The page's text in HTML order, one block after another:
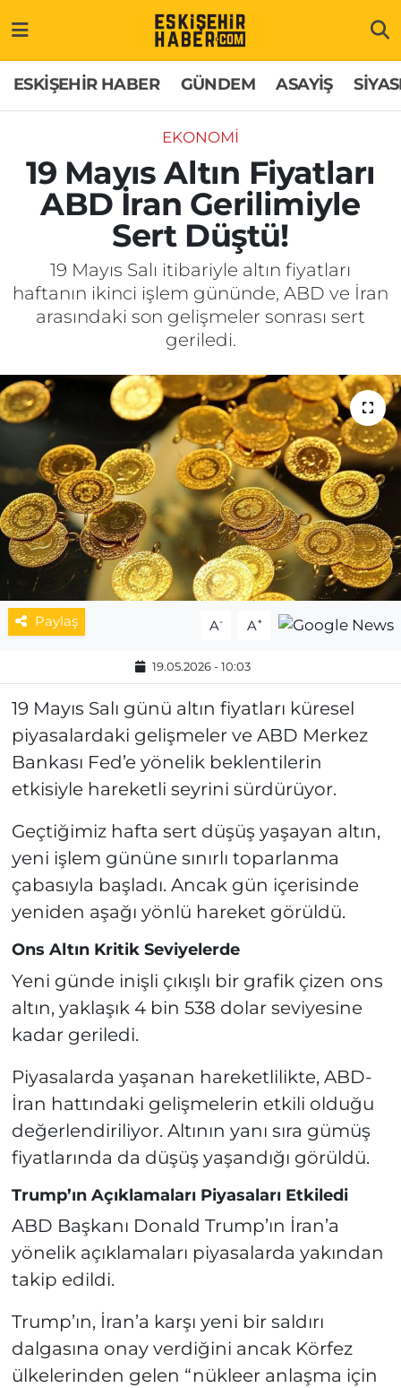
ESKİŞEHİR HABER GÜNDEM ASAYİŞ
EKONOMİ
19 Mayıs Altın Fiyatları
ABD İran Gerilimiyle
Sert Düştü!
19 Mayıs Salı itibariyle altın fiyatları
haftanın ikinci işlem gününde, ABD ve İran
arasındaki son gelişmeler sonrası sert
geriledi.
Paylaş A- A+
19.05.2026 - 10:03
19 Mayıs Salı günü altın fiyatları küresel
piyasalardaki gelişmeler ve ABD Merkez
Bankası Fed’e yönelik beklentilerin
etkisiyle hareketli seyrini sürdürüyor.
Geçtiğimiz hafta sert düşüş yaşayan altın,
yeni işlem gününe sınırlı toparlanma
çabasıyla başladı. Ancak gün içerisinde
yeniden aşağı yönlü hareket görüldü.
Ons Altın Kritik Seviyelerde
Yeni günde inişli çıkışlı bir grafik çizen ons
altın, yaklaşık 4 bin 538 dolar seviyesine
kadar geriledi.
Piyasalarda yaşanan hareketlilikte, ABD-
İran hattındaki gelişmelerin etkili olduğu
değerlendiriliyor. Altının yanı sıra gümüş
fiyatlarında da düşüş yaşandığı görüldü.
Trump’ın Açıklamaları Piyasaları Etkiledi
ABD Başkanı Donald Trump’ın İran’a
yönelik açıklamaları piyasalarda yakından
takip edildi.
Trump’ın, İran’a karşı yeni bir saldırı
dalgasına onay verdiğini ancak Körfez
ülkelerinden gelen “nükleer anlaşma için
GÜNDEM
ASAYİŞ
SİYASET
EKONOMİ
SAĞLIK
SPOR
MAGAZİN
ESKİŞEHİRSPOR
Hakkımızda
İletişim
Künye
Odunpazarı Trafik Yoğunluk Haritası
Süper Lig Puan Durumu ve Fikstür
Tüm Manşetler
Son Dakika Haberleri
Haber Arşivi